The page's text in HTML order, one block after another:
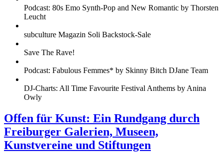
Podcast: 80s Emo Synth-Pop and New Romantic by Thorsten
Leucht
subculture Magazin Soli Backstock-Sale
Save The Rave!
Podcast: Fabulous Femmes* by Skinny Bitch DJane Team
DJ-Charts: All Time Favourite Festival Anthems by Anina
Owly
Offen für Kunst: Ein Rundgang durch
Freiburger Galerien, Museen,
Kunstvereine und Stiftungen